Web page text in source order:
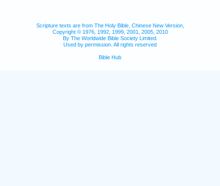
Scripture texts are from The Holy Bible, Chinese New Version,
Copyright © 1976, 1992, 1999, 2001, 2005, 2010
By The Worldwide Bible Society Limited.
Used by permission. All rights reserved
Bible Hub